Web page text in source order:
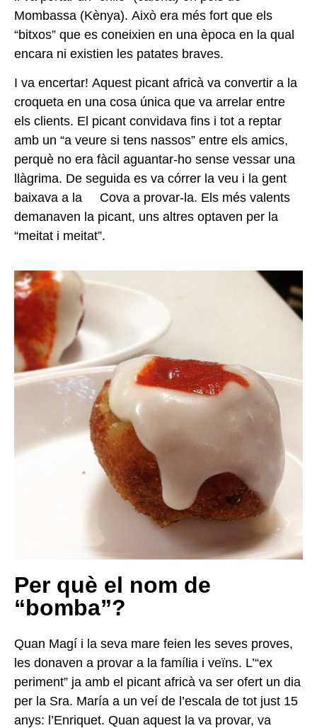
Mombassa (Kènya). Això era més fort que els
“bitxos” que es coneixien en una època en la qual
encara ni existien les patates braves.
I va encertar! Aquest picant africà va convertir a la
croqueta en una cosa única que va arrelar entre
els clients. El picant convidava fins i tot a reptar
amb un “a veure si tens nassos” entre els amics,
perquè no era fàcil aguantar-ho sense vessar una
llàgrima. De seguida es va córrer la veu i la gent
baixava a la Cova a provar-la. Els més valents
demanaven la picant, uns altres optaven per la
“meitat i meitat”.
Per què el nom de
“bomba”?
Quan Magí i la seva mare feien les seves proves,
les donaven a provar a la família i veïns. L’“ex
periment” ja amb el picant africà va ser ofert un dia
per la Sra. María a un veí de l’escala de tot just 15
anys: l’Enriquet. Quan aquest la va provar, va